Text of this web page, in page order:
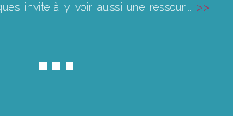
invite à y voir aussi une ressour...